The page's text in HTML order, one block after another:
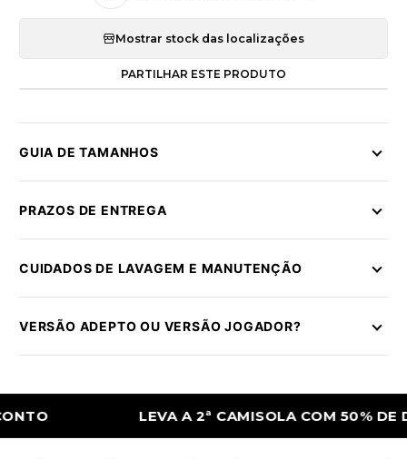
Mostrar stock das localizações
PARTILHAR ESTE PRODUTO
GUIA DE TAMANHOS
PRAZOS DE ENTREGA
CUIDADOS DE LAVAGEM E MANUTENÇÃO
VERSÃO ADEPTO OU VERSÃO JOGADOR?
LEVA A 2ª CAMISOLA COM 50% DE